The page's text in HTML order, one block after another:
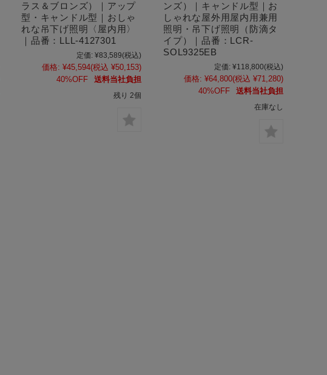
ラス＆ブロンズ）｜アップ
型・キャンドル型｜おしゃ
れな吊下げ照明〈屋内用〉
｜品番：LLL-4127301
定価: ¥83,589(税込)
価格: ¥45,594(税込 ¥50,153)
40%OFF
送料当社負担
残り 2個
ンズ）｜キャンドル型｜お
しゃれな屋外用屋内用兼用
照明・吊下げ照明（防滴タ
イプ）｜品番：LCR-
SOL9325EB
定価: ¥118,800(税込)
価格: ¥64,800(税込 ¥71,280)
40%OFF
送料当社負担
在庫なし